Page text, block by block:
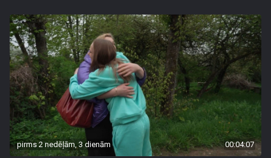
pirms 2 nedēļām, 3 dienām 00:04:07